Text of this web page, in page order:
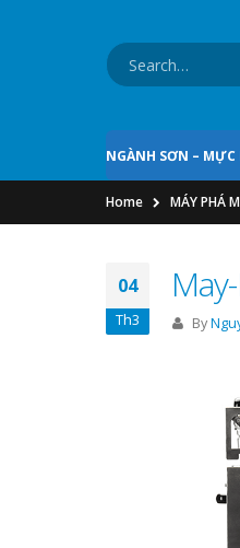
NGÀNH SƠN – MỰC
Home MÁY PHÁ
04
Th3 By